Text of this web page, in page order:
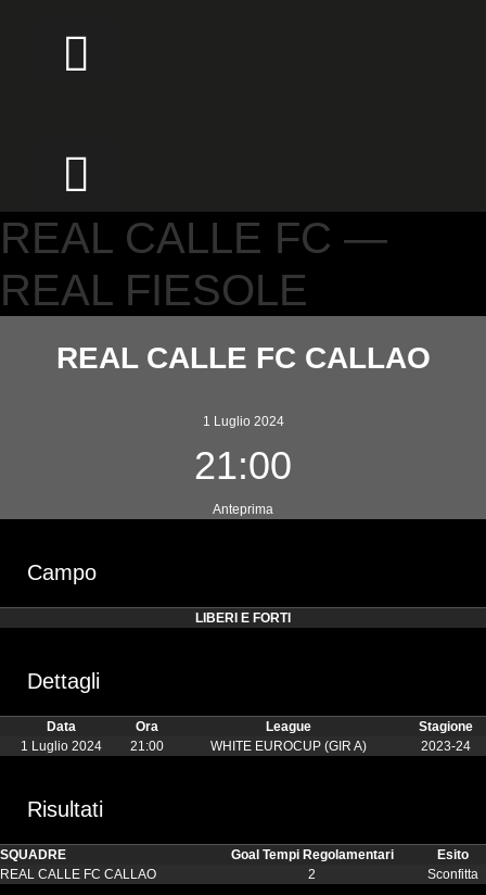
REAL CALLE FC —
REAL FIESOLE
REAL CALLE FC CALLAO
1 Luglio 2024
21:00
Anteprima
Campo
LIBERI E FORTI
Dettagli
Data Ora League
Stagione
1 Luglio 2024
21:00 WHITE EUROCUP (GIR A) 2023-24
Risultati
SQUADRE Goal Tempi Regolamentari
Esito
REAL CALLE FC CALLAO
2 Sconfitta